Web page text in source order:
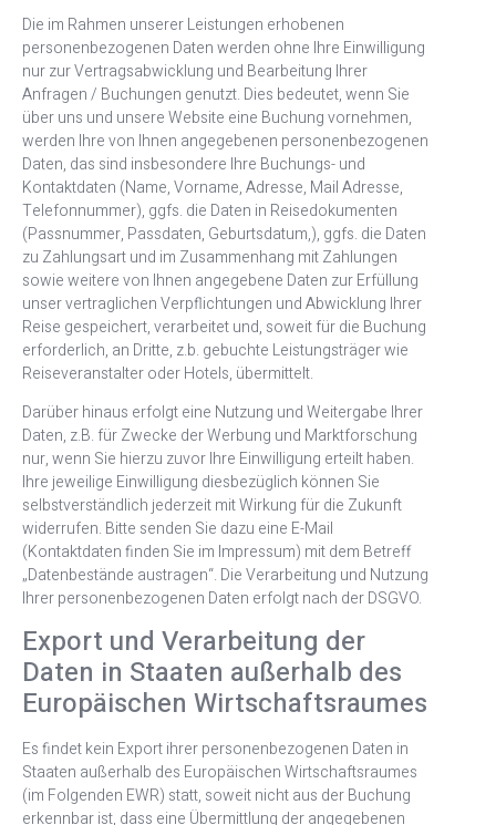
Die im Rahmen unserer Leistungen erhobenen
personenbezogenen Daten werden ohne Ihre Einwilligung
nur zur Vertragsabwicklung und Bearbeitung Ihrer
Anfragen / Buchungen genutzt. Dies bedeutet, wenn Sie
über uns und unsere Website eine Buchung vornehmen,
werden Ihre von Ihnen angegebenen personenbezogenen
Daten, das sind insbesondere Ihre Buchungs- und
Kontaktdaten (Name, Vorname, Adresse, Mail Adresse,
Telefonnummer), ggfs. die Daten in Reisedokumenten
(Passnummer, Passdaten, Geburtsdatum,), ggfs. die Daten
zu Zahlungsart und im Zusammenhang mit Zahlungen
sowie weitere von Ihnen angegebene Daten zur Erfüllung
unser vertraglichen Verpflichtungen und Abwicklung Ihrer
Reise gespeichert, verarbeitet und, soweit für die Buchung
erforderlich, an Dritte, z.b. gebuchte Leistungsträger wie
Reiseveranstalter oder Hotels, übermittelt.
Darüber hinaus erfolgt eine Nutzung und Weitergabe Ihrer
Daten, z.B. für Zwecke der Werbung und Marktforschung
nur, wenn Sie hierzu zuvor Ihre Einwilligung erteilt haben.
Ihre jeweilige Einwilligung diesbezüglich können Sie
selbstverständlich jederzeit mit Wirkung für die Zukunft
widerrufen. Bitte senden Sie dazu eine E-Mail
(Kontaktdaten finden Sie im Impressum) mit dem Betreff
„Datenbestände austragen“. Die Verarbeitung und Nutzung
Ihrer personenbezogenen Daten erfolgt nach der DSGVO.
Export und Verarbeitung der
Daten in Staaten außerhalb des
Europäischen Wirtschaftsraumes
Es findet kein Export ihrer personenbezogenen Daten in
Staaten außerhalb des Europäischen Wirtschaftsraumes
(im Folgenden EWR) statt, soweit nicht aus der Buchung
erkennbar ist, dass eine Übermittlung der angegebenen